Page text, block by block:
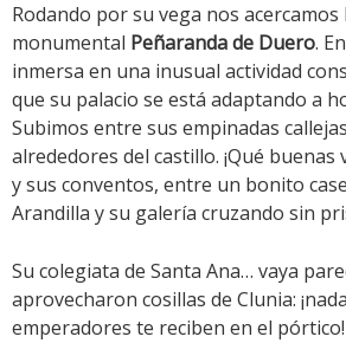
Rodando por su vega nos acercamos
monumental Peñaranda de Duero.
inmersa en una inusual actividad
que su palacio se está adaptando a
Subimos entre sus empinadas
alrededores del castillo. ¡Qué buenas
y sus conventos, entre un bonito
Arandilla y su galería cruzando sin
Su colegiata de Santa Ana… vaya
aprovecharon cosillas de Clunia:
emperadores te reciben en el pórtico!